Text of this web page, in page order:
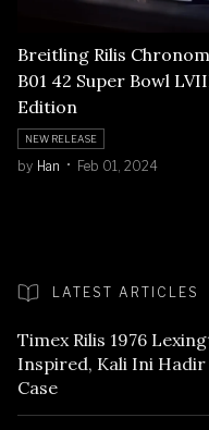
Breitling Rilis
B01 42 Super Bowl
Edition
NEW RELEASE
by Han Feb 01, 2024
LATEST ARTICLES
Timex Rilis 1976
Inspired, Kali Ini
Case